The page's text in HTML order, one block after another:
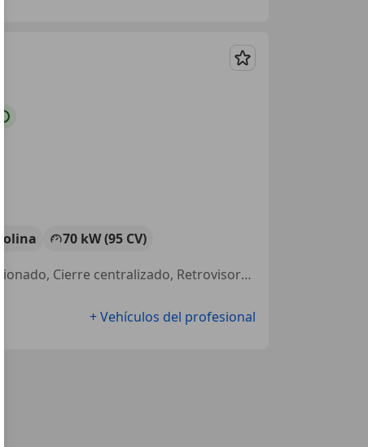
Guardar
70 kW (95 CV)
Elevalunas eléctrico, Faros antiniebla, Dirección asistida, Aire Acondicionado, Cierre centralizado, Retrovisores laterales eléctricos
+ Vehículos del profesional